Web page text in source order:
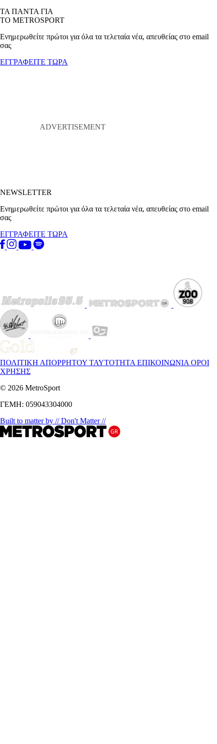
ΤΑ ΠΑΝΤΑ ΓΙΑ
ΤΟ METROSPORT
Ενημερωθείτε πρώτοι για όλα τα τελεταία νέα, απευθείας στο email
σας
ΕΓΓΡΑΦΕΙΤΕ ΤΩΡΑ
NEWSLETTER
Ενημερωθείτε πρώτοι για όλα τα τελεταία νέα, απευθείας στο email
σας
ΕΓΓΡΑΦΕΙΤΕ ΤΩΡΑ
ΠΟΛΙΤΙΚΗ ΑΠΟΡΡΗΤΟΥ ΤΑΥΤΟΤΗΤΑ ΕΠΙΚΟΙΝΩΝΙΑ ΟΡΟΙ
ΧΡΗΣΗΣ
© 2026 MetroSport
ΓΕΜΗ: 059043304000
Built to matter by // Don't Matter //